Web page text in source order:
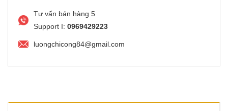
Tư vấn bán hàng 5
Support I: 0969429223
luongchicong84@gmail.com